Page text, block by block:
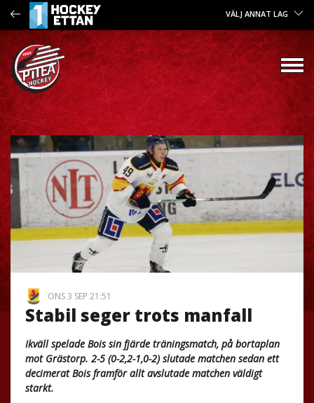
VÄLJ ANNAT LAG
ONS 3 SEP 21:51
Stabil seger trots manfall
Ikväll spelade Bois sin fjärde träningsmatch, på bortaplan
mot Grästorp. 2-5 (0-2,2-1,0-2) slutade matchen sedan ett
decimerat Bois framför allt avslutade matchen väldigt
starkt.